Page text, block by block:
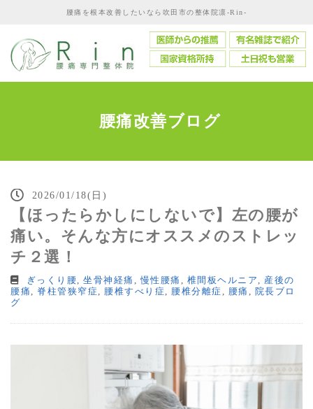
腰痛を根本改善したいなら吹田市の整体院凛-Rin-
腰痛改善ブログ
2026/01/18(日)
【ほったらかしにしないで】左の腰が
痛い。そんな方にオススメのストレッ
チ２選！
ぎっくり腰, 坐骨神経痛 ,慢性腰痛 , 椎間板ヘルニア , 産後の
腰痛 , 脊柱管狭窄症 , 腰椎すべり症 , 腰椎分離症 , 腰痛 , 院長ブロ
グ